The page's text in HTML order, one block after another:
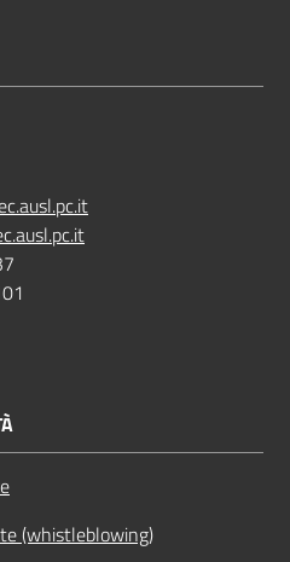
(whistleblowing)